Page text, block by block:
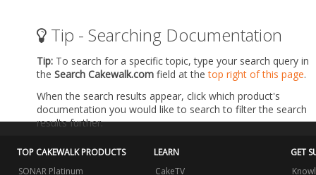
Tip - Searching Documentation
Tip: To search for a specific topic, type your search query in
the Search Cakewalk.com field at thetop right of this page.
When the search results appear, click which product's
documentation you would like to search to filter the search
results further.
TOP CAKEWALK PRODUCTS
SONAR Platinum
LEARN
CakeTV
GET